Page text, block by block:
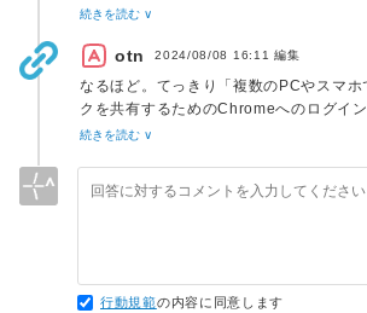
たいのですが、その過程で二要素認証付
れています。ChromeにはGoogle
入れています。そこでスクレイピングの
ンしたまますれば拡張機能をポップアッ
きるのではないかという発想に至ったの
問しました。
続きを読む ∨
otn 2024/08/08 16:11 編集
なるほど。てっきり「複数のPCやスマホ
クを共有するためのChromeへのログイ
いました。
とはダイレクトに書く方が良いですよ。
回答に書いた、
続きを読む ∨
行動規範の内容に同意します